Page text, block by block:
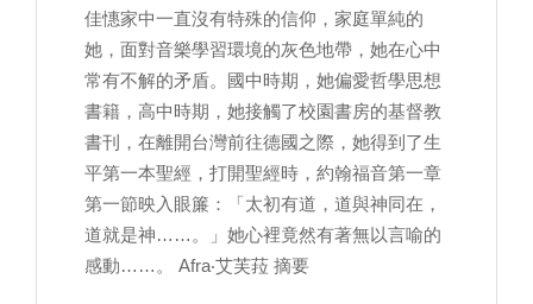
佳憓家中一直沒有特殊的信仰，家庭單純的
她，面對音樂學習環境的灰色地帶，她在心中
常有不解的矛盾。國中時期，她偏愛哲學思想
書籍，高中時期，她接觸了校園書房的基督教
書刊，在離開台灣前往德國之際，她得到了生
平第一本聖經，打開聖經時，約翰福音第一章
第一節映入眼簾：「太初有道，道與神同在，
道就是神……。」她心裡竟然有著無以言喻的
感動……。 Afra‧艾芙菈 摘要